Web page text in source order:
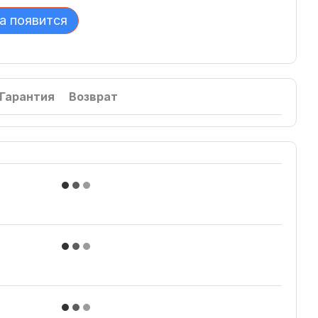
появится
Гарантия Возврат